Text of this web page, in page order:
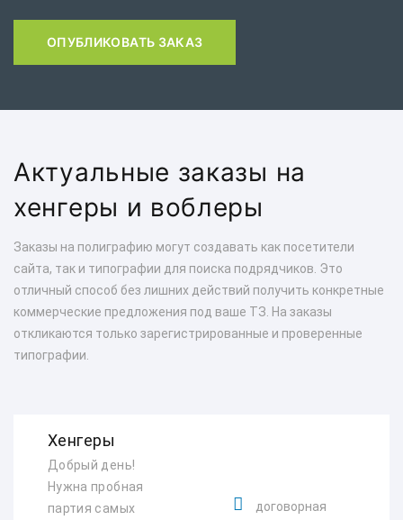
ОПУБЛИКОВАТЬ ЗАКАЗ
Актуальные заказы на
хенгеры и воблеры
Заказы на полиграфию могут создавать как посетители
сайта, так и типографии для поиска подрядчиков. Это
отличный способ без лишних действий получить конкретные
коммерческие предложения под ваше ТЗ. На заказы
откликаются только зарегистрированные и проверенные
типографии.
Хенгеры
Добрый день!
Нужна пробная
партия самых
договорная